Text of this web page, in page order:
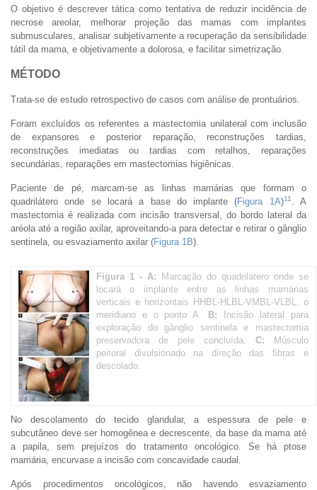
O objetivo é descrever tática como tentativa de reduzir incidência de
necrose areolar, melhorar projeção das mamas com implantes
submusculares, analisar subjetivamente a recuperação da sensibilidade
tátil da mama, e objetivamente a dolorosa, e facilitar simetrização.
MÉTODO
Trata-se de estudo retrospectivo de casos com análise de prontuários.
Foram excluídos os referentes a mastectomia unilateral com inclusão
de expansores e posterior reparação, reconstruções tardias,
reconstruções imediatas ou tardias com retalhos, reparações
secundárias, reparações em mastectomias higiênicas.
Paciente de pé, marcam-se as linhas mamárias que formam o
quadrilátero onde se locará a base do implante (Figura 1A)11
. A
mastectomia é realizada com incisão transversal, do bordo lateral da
aréola até a região axilar, aproveitando-a para detectar e retirar o gânglio
sentinela, ou esvaziamento axilar (Figura 1B).
Figura 1 - A: Marcação do quadrilátero onde se
locará o implante entre as linhas mamárias
verticais e horizontais HHBL-HLBL-VMBL-VLBL, o
meridiano e o ponto A.
B: Incisão lateral para
exploração do gânglio sentinela e mastectomia
preservadora de pele concluída. C: Músculo
peitoral divulsionado na direção das fibras e
descolado.
No descolamento do tecido glandular, a espessura de pele e
subcutâneo deve ser homogênea e decrescente, da base da mama até
a papila, sem prejuízos do tratamento oncológico. Se há ptose
mamária, encurvase a incisão com concavidade caudal.
Após procedimentos oncológicos, não havendo esvaziamento